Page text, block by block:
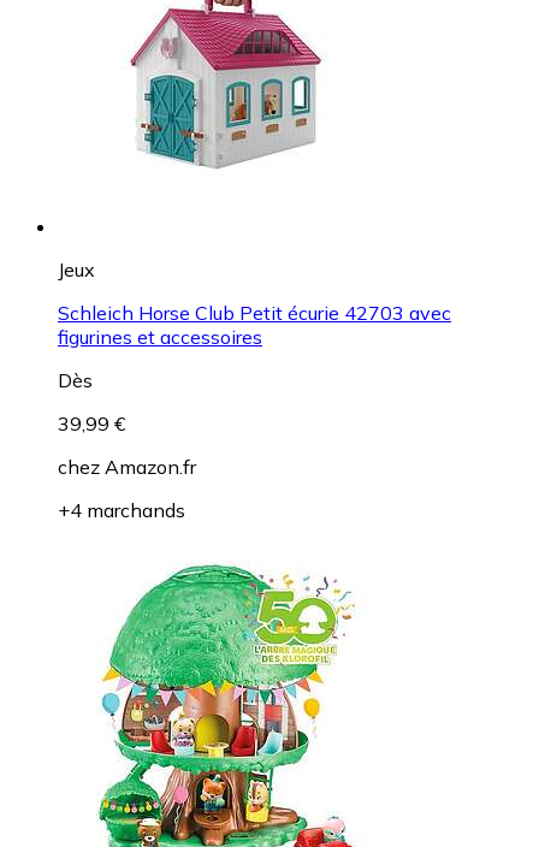
Jeux
Schleich Horse Club Petit écurie 42703 avec
figurines et accessoires
Dès
39,99 €
chez Amazon.fr
+4 marchands